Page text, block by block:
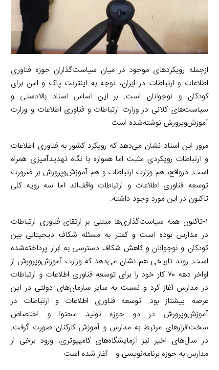
ازجمله رویکردهای موجود در میان سیاست‌گذاران حوزه فناوری
اطلاعات و ارتباطات در ایران، توجه به اینترنت پاک و امن برای
کودکان و نوجوانان است. بر این اساس اسناد بالادستی و
سیاست‌های کلانی در وزارت ارتباطات و فناوری اطلاعات و وزارت
آموزش‌وپرورش نوشته‌شده است.
مرور این اسناد نشان می‌دهد که رویکرد کشور به فناوری اطلاعات
و ارتباطات رویکردی مثبت اما همواره با نگاه تهدیدآمیزی همراه
است. درواقع، هم وزارت ارتباطات و هم آموزش‌وپرورش بر ضرورت
توسعه فناوری اطلاعات و ارتباطات واقف‌اند اما سه رویه کلی
تاکنون در این مورد وجود داشته:
۱-تاکنون همه سیاست‌گذاری‌ها مبتنی بر ارتقای فناوری ارتباطات
در مدارس بوده است و کمتر به مسئله شکاف دیجیتالی بین
کودکان و نوجوانان و کاهش شکاف دسترسی به ابزار پرداخته‌شده
است. روند تاریخی هم نشان می‌دهد که وزارت آموزش‌وپرورش از
اواخر دهه ۷۰ کار خود را برای توسعه فناوری اطلاعات و ارتباطات
در مدارس آغاز کرد و نسبت به سایر سازمان‌های دولتی در این
عرصه پیشتاز بود. توسعه فناوری اطلاعات و ارتباطات در
آموزش‌وپرورش در دو حوزه تولید محتوا و اختصاص
سخت‌افزارهای مرتبط به مدارس و آموزش کارکنان صورت گرفت.
در سال‌های اخیر نیز آزمایشگاه‌های کامپیوتری، ورود برخی از
مدارس به حوزه برنامه‌نویسی و… آغاز شده است.